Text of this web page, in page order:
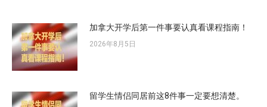
加拿大开学后第一件事要认真看课程指南！
2026年8月5日
留学生情侣同居前这8件事一定要想清楚。